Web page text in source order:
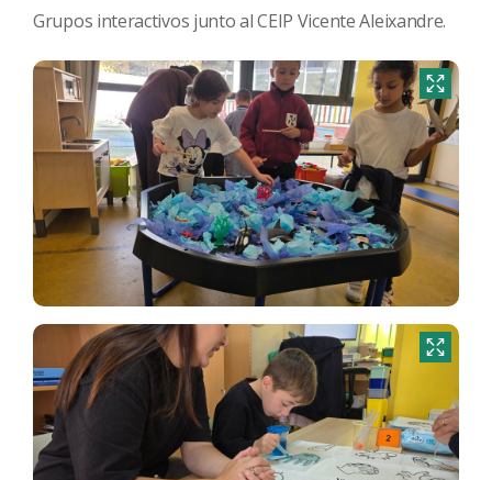
Grupos interactivos junto al CEIP Vicente Aleixandre.